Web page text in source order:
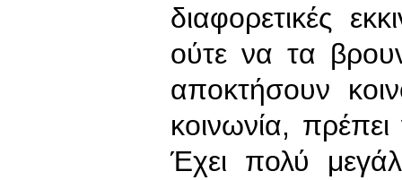
διαφορετικές
ούτε να τα
αποκτήσουν
κοινωνία,
Έχει πολύ